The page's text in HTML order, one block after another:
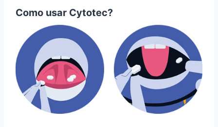
Como usar Cytotec?